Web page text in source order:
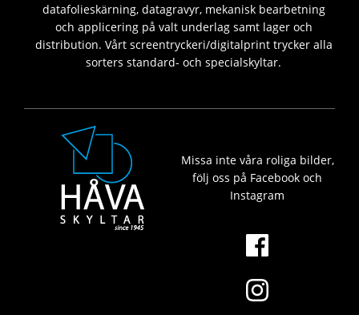
datafolieskärning, datagravyr, mekanisk bearbetning
och applicering på valt underlag samt lager och
distribution. Vårt screentryckeri/digitalprint trycker alla
sorters standard- och specialskyltar.
Missa inte våra roliga bilder,
följ oss på Facebook och
Instagram